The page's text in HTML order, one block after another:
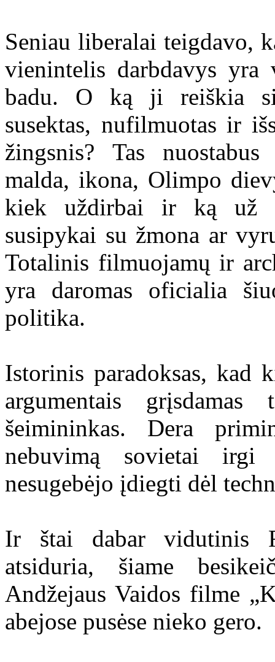
Seniau liberalai teigdavo,
vienintelis darbdavys
badu. O ką ji reiškia
susektas, nufilmuotas ir
žingsnis? Tas
malda, ikona, Olimpo
kiek uždirbai ir ką už
susipykai su žmona ar
Totalinis filmuojamų ir
yra daromas oficialia
politika.
Istorinis paradoksas, kad
argumentais
šeimininkas. Dera
nebuvimą sovietai irgi
nesugebėjo įdiegti dėl
Ir štai dabar vidutinis
atsiduria, šiame
Andžejaus Vaidos filme
abejose pusėse nieko gero.